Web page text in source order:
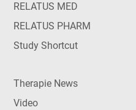
RELATUS MED
RELATUS PHARM
Study Shortcut
Therapie News
Video